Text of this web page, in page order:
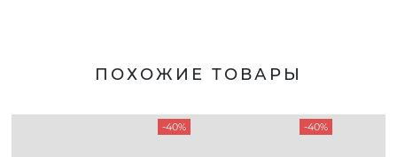
ПОХОЖИЕ ТОВАРЫ
-40% -40%